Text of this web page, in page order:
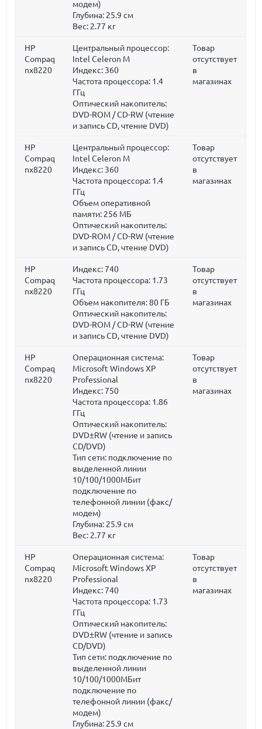
модем)
Глубина: 25.9 см
Вес: 2.77 кг
HP
Compaq
nx8220
Центральный процессор:
Intel Celeron M
Индекс: 360
Частота процессора: 1.4
ГГц
Оптический накопитель:
DVD-ROM / CD-RW (чтение
и запись CD, чтение DVD)
Товар
отсутствует
в
магазинах
HP
Compaq
nx8220
Центральный процессор:
Intel Celeron M
Индекс: 360
Частота процессора: 1.4
ГГц
Объем оперативной
памяти: 256 МБ
Оптический накопитель:
DVD-ROM / CD-RW (чтение
и запись CD, чтение DVD)
Товар
отсутствует
в
магазинах
HP
Compaq
nx8220
Индекс: 740
Частота процессора: 1.73
ГГц
Объем накопителя:80 ГБ
Оптический накопитель:
DVD-ROM / CD-RW (чтение
и запись CD, чтение DVD)
Товар
отсутствует
в
магазинах
HP
Compaq
nx8220
Операционная система:
Microsoft Windows XP
Professional
Индекс: 750
Частота процессора: 1.86
ГГц
Оптический накопитель:
DVD±RW (чтение и запись
CD/DVD)
Тип сети: подключение по
выделенной линии
10/100/1000МБит
подключение по
телефонной линии (факс/
модем)
Глубина: 25.9 см
Вес: 2.77 кг
Товар
отсутствует
в
магазинах
HP
Compaq
nx8220
Операционная система:
Microsoft Windows XP
Professional
Индекс: 740
Частота процессора: 1.73
ГГц
Оптический накопитель:
DVD±RW (чтение и запись
CD/DVD)
Тип сети: подключение по
выделенной линии
10/100/1000МБит
подключение по
телефонной линии (факс/
модем)
Глубина: 25.9 см
Товар
отсутствует
в
магазинах